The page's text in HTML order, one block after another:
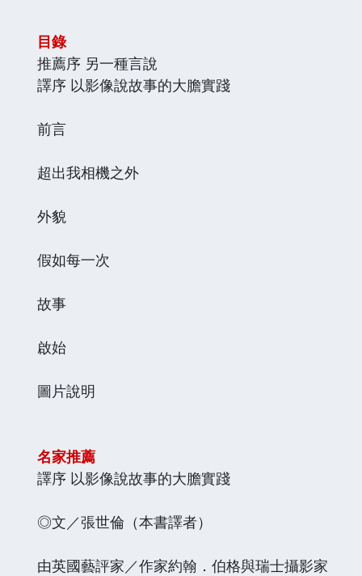
目錄
推薦序 另一種言說
譯序 以影像說故事的大膽實踐
前言
超出我相機之外
外貌
假如每一次
故事
啟始
圖片說明
名家推薦
譯序 以影像說故事的大膽實踐
◎文／張世倫（本書譯者）
由英國藝評家／作家約翰．伯格與瑞士攝影家